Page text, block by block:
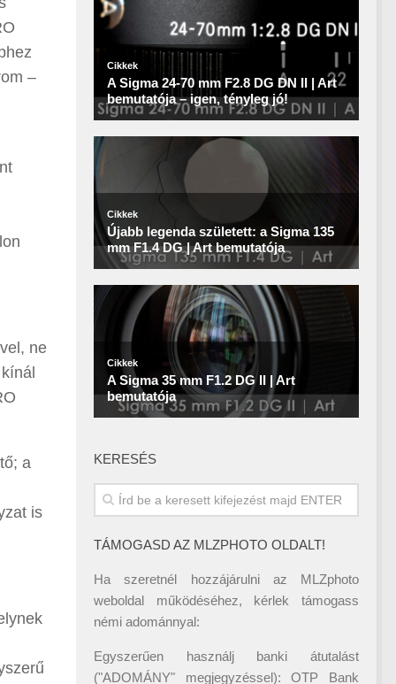
–
ne
a
is
KERESÉS
TÁMOGASD AZ MLZPHOTO OLDALT!
Ha szeretnél hozzájárulni az MLZphoto
weboldal működéséhez, kérlek támogass
némi adománnyal:
Egyszerűen használj banki átutalást
("ADOMÁNY" megjegyzéssel): OTP Bank